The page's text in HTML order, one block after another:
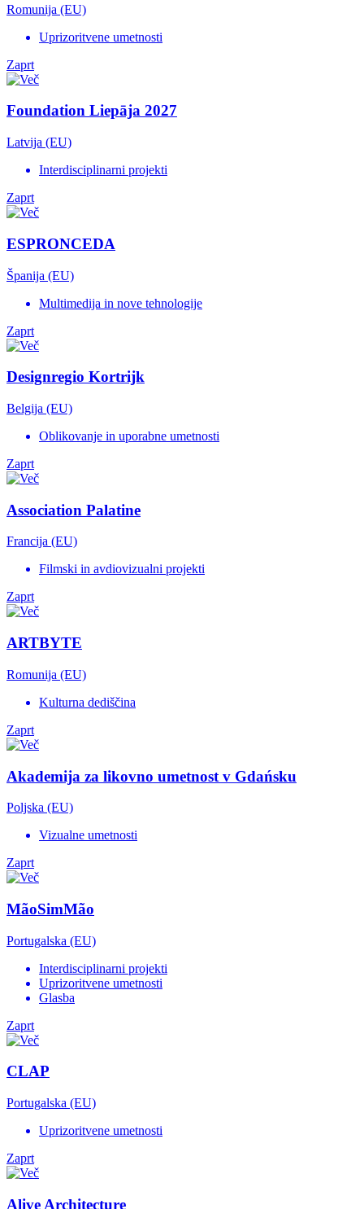
Romunija (EU)
Uprizoritvene umetnosti
Zaprt
Foundation Liepāja 2027
Latvija (EU)
Interdisciplinarni projekti
Zaprt
ESPRONCEDA
Španija (EU)
Multimedija in nove tehnologije
Zaprt
Designregio Kortrijk
Belgija (EU)
Oblikovanje in uporabne umetnosti
Zaprt
Association Palatine
Francija (EU)
Filmski in avdiovizualni projekti
Zaprt
ARTBYTE
Romunija (EU)
Kulturna dediščina
Zaprt
Akademija za likovno umetnost v Gdańsku
Poljska (EU)
Vizualne umetnosti
Zaprt
MãoSimMão
Portugalska (EU)
Interdisciplinarni projekti
Uprizoritvene umetnosti
Glasba
Zaprt
CLAP
Portugalska (EU)
Uprizoritvene umetnosti
Zaprt
Alive Architecture